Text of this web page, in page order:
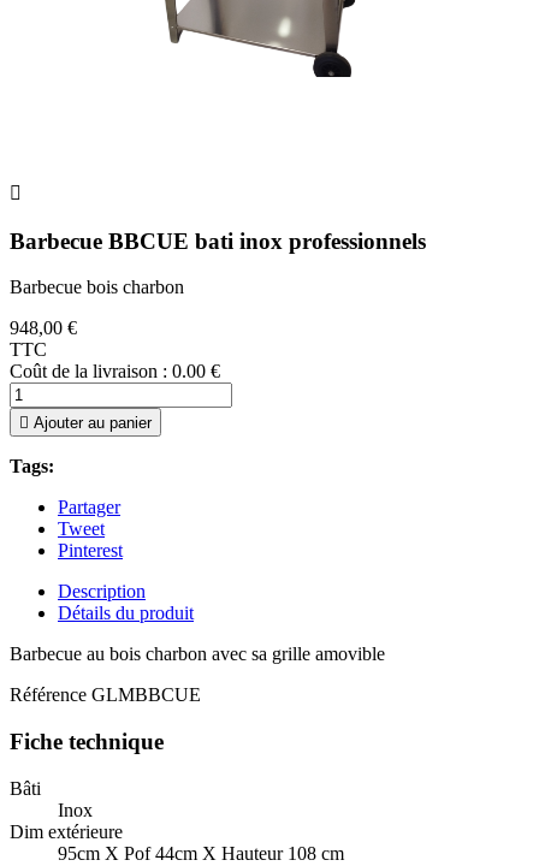

Barbecue BBCUE bati inox professionnels
Barbecue bois charbon
948,00 €
TTC
Coût de la livraison : 0.00 €
 Ajouter au panier
Tags:
Partager
Tweet
Pinterest
Description
Détails du produit
Barbecue au bois charbon avec sa grille amovible
Référence GLMBBCUE
Fiche technique
Bâti
Inox
Dim extérieure
95cm X Pof 44cm X Hauteur 108 cm